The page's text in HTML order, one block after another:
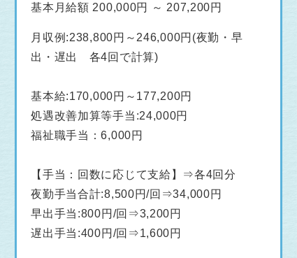
基本月給額 200,000円 ～ 207,200円
月収例:238,800円～246,000円(夜勤・早
出・遅出 各4回で計算)
基本給:170,000円～177,200円
処遇改善加算等手当:24,000円
福祉職手当：6,000円
【手当：回数に応じて支給】⇒各4回分
夜勤手当合計:8,500円/回⇒34,000円
早出手当:800円/回⇒3,200円
遅出手当:400円/回⇒1,600円